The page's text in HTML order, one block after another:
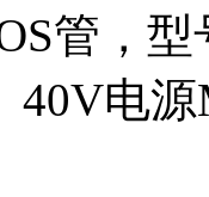
管，
40V电